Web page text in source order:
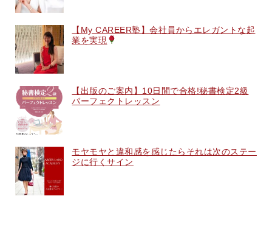
【My CAREER塾】会社員からエレガントな起
業を実現
【出版のご案内】10日間で合格!秘書検定2級
パーフェクトレッスン
モヤモヤと違和感を感じたらそれは次のステー
ジに行くサイン